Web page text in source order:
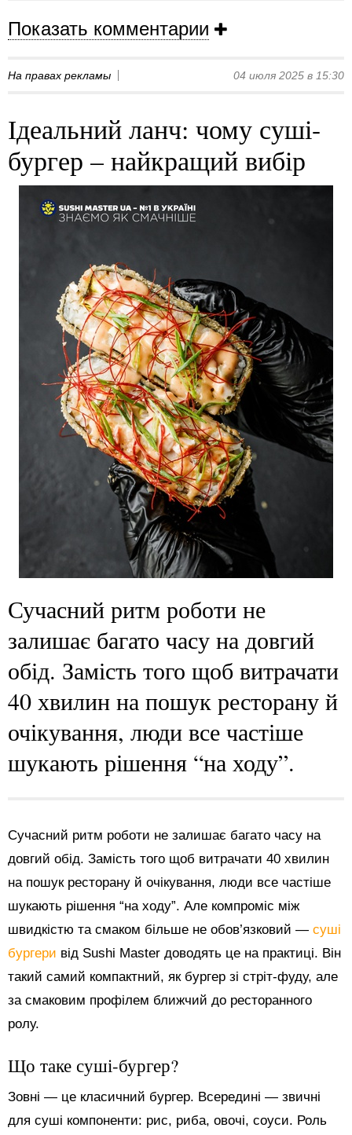
Показать комментарии
На правах рекламы 04 июля 2025 в 15:30
Ідеальний ланч: чому суші-
бургер – найкращий вибір
Сучасний ритм роботи не
залишає багато часу на довгий
обід. Замість того щоб витрачати
40 хвилин на пошук ресторану й
очікування, люди все частіше
шукають рішення “на ходу”.
Сучасний ритм роботи не залишає багато часу на
довгий обід. Замість того щоб витрачати 40 хвилин
на пошук ресторану й очікування, люди все частіше
шукають рішення “на ходу”. Але компроміс між
швидкістю та смаком більше не обов’язковий — суші
бургери від Sushi Master доводять це на практиці. Він
такий самий компактний, як бургер зі стріт-фуду, але
за смаковим профілем ближчий до ресторанного
ролу.
Що таке суші-бургер?
Зовні — це класичний бургер. Всередині — звичні
для суші компоненти: рис, риба, овочі, соуси. Роль